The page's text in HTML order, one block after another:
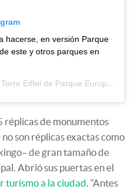
hacerse, en versión Parque
este y otros parques en
Torre Eiffel de Parque Europa
réplicas de monumentos
son réplicas exactas como
de gran tamaño de
Abrió sus puertas en el
turismo a la ciudad . “Antes